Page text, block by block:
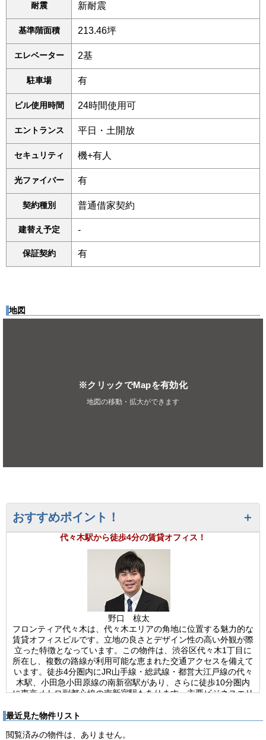
耐震 新耐震
基準階面積 213.46坪
エレベーター 2基
駐車場 有
ビル使用時間 24時間使用可
エントランス 平日・土開放
セキュリティ 機+有人
光ファイバー 有
契約種別 普通借家契約
建替え予定 -
保証契約 有
地図
※クリックでMapを有効化
地図の移動・拡大ができます
おすすめポイント！
代々木駅から徒歩4分の賃貸オフィス！
野口 椋太
フロンティア代々木は、代々木エリアの角地に位置する魅力的な
賃貸オフィスビルです。立地の良さとデザイン性の高い外観が際
立った特徴となっています。この物件は、渋谷区代々木1丁目に
所在し、複数の路線が利用可能な恵まれた交通アクセスを備えて
います。徒歩4分圏内にJR山手線・総武線・都営大江戸線の代々
木駅、小田急小田原線の南新宿駅があり、さらに徒歩10分圏内
に東京メトロ副都心線の南新宿駅もあります。主要ビジネスエリ
ですが、新耐震基準を満たした安全性の高い鉄筋コンクリート造
の賃貸面積は約213坪と十分な広さを確保しており、角地に位置
最近見た物件リスト
閲覧済みの物件は、ありません。